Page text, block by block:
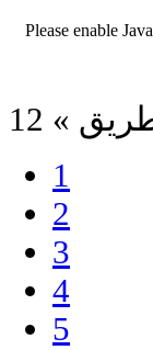
Please enable
1
2
3
4
5